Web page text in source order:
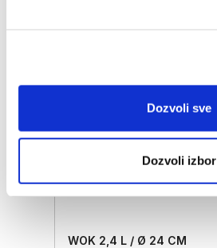
Dozvoli sve
Dozvoli izbor
WOK 2,4 L / Ø 24 CM